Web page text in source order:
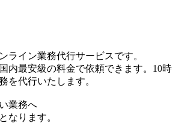
ライン業務代行サービスです。
内最安級の料金で依頼できます。10時
を代行いたします。
業務へ
なります。